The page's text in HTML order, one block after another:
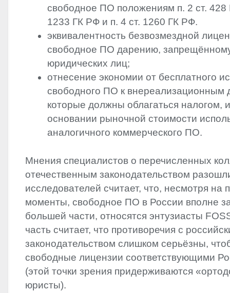
свободное ПО положениям п. 2 ст. 428
1233 ГК РФ и п. 4 ст. 1260 ГК РФ.
эквивалентность безвозмездной
свободное ПО дарению,
юридических лиц;
отнесение экономии от бесплатного
свободного ПО к внереализационным
которые должны облагаться налогом,
основании рыночной стоимости
аналогичного коммерческого ПО.
Мнения специалистов о перечисленных
отечественным законодательством
исследователей считает, что, несмотря на
моменты, свободное ПО в России вполне
большей части, относятся энтузиасты
часть считает, что противоречия с
законодательством слишком серьёзны,
свободные лицензии соответствующими
(этой точки зрения придерживаются
юристы).